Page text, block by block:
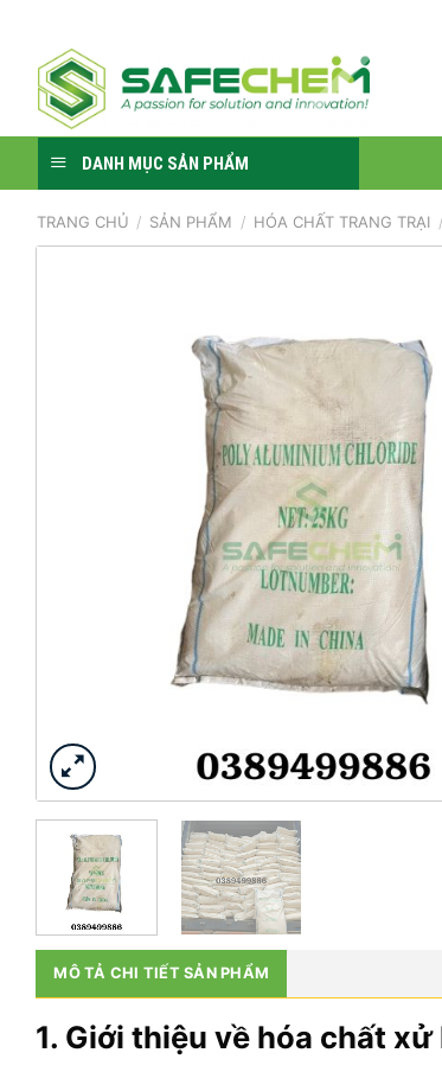
content
DANH MỤC SẢN PHẨM
TRANG CHỦ / SẢN PHẨM / HÓA CHẤT TRANG TRẠI /
MÔ TẢ CHI TIẾT SẢN PHẨM
1. Giới thiệu về hóa chất